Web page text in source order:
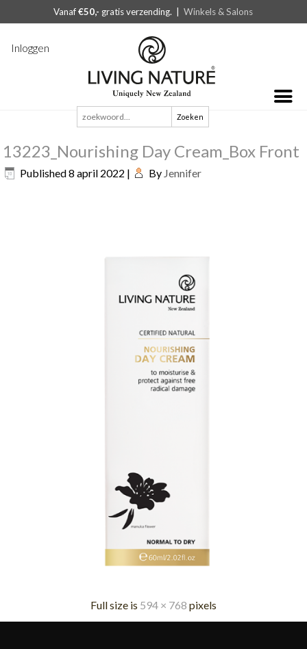
Vanaf€50,- gratis verzending. |Winkels & Salons
Inloggen
Zoeken
naar:
13223_Nourishing Day Cream_Box Front
Published8 april 2022 | By Jennifer
Full size is 594 × 768 pixels